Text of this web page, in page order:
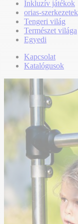
Inkluzív játékok
orias-szerkezetek
Tengeri világ
Természet világa
Egyedi
Kapcsolat
Katalógusok